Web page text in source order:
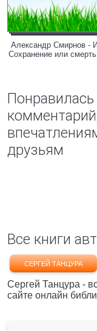
Александр Смирнов -
Сохранение или
друзьям
Все книги
СЕРГЕЙ ТАНЦУРА
Сергей Танцура -
сайте онлайн